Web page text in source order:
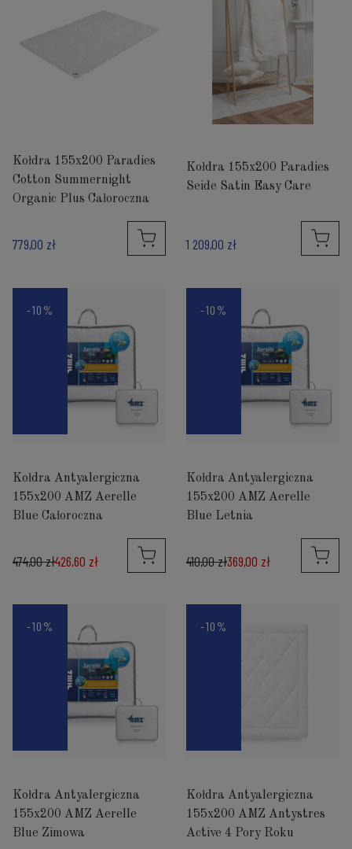
Kołdra 155x200 Paradies
Cotton Summernight
Organic Plus Całoroczna
779,00 zł
Kołdra 155x200 Paradies
Seide Satin Easy Care
1 209,00 zł
-10%
Kołdra Antyalergiczna
155x200 AMZ Aerelle
Blue Całoroczna
426,60 zł
474,00 zł
-10%
Kołdra Antyalergiczna
155x200 AMZ Aerelle
Blue Letnia
369,00 zł
410,00 zł
-10%
Kołdra Antyalergiczna
155x200 AMZ Aerelle
Blue Zimowa
-10%
Kołdra Antyalergiczna
155x200 AMZ Antystres
Active 4 Pory Roku